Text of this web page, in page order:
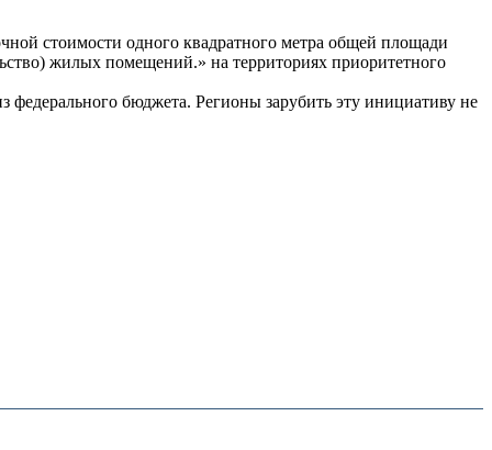
стоимости одного квадратного метра общей площади
жилых помещений.» на территориях приоритетного
федерального бюджета. Регионы зарубить эту инициативу не